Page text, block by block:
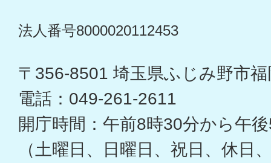
法人番号8000020112453
〒356-8501 埼玉県ふじみ野市
電話：049-261-2611
開庁時間：午前8時30分から午
（土曜日、日曜日、祝日、休日